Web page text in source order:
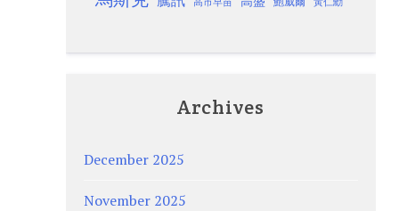
Archives
December 2025
November 2025